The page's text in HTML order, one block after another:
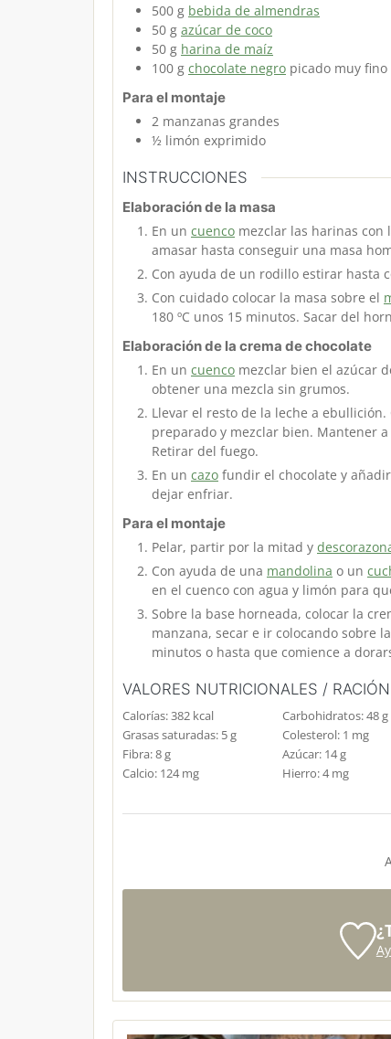
500 g bebida de almendras
50 g azúcar de coco
50 g harina de maíz
100 g chocolate negro picado muy fino
Para el montaje
2 manzanas grandes
½ limón exprimido
INSTRUCCIONES
Elaboración de la masa
En un cuenco mezclar las harinas
amasar hasta conseguir una masa
Con ayuda de un rodillo estirar hasta
Con cuidado colocar la masa sobre el
180 ºC unos 15 minutos. Sacar del
Elaboración de la crema de chocolate
En un cuenco mezclar bien el azúcar
obtener una mezcla sin grumos.
Llevar el resto de la leche a
preparado y mezclar bien. Mantener
Retirar del fuego.
En un cazo fundir el chocolate y
dejar enfriar.
Para el montaje
Pelar, partir por la mitad y
Con ayuda de una mandolina o un
en el cuenco con agua y limón para
Sobre la base horneada, colocar la
manzana, secar e ir colocando sobre
minutos o hasta que comience a
VALORES NUTRICIONALES / RACIÓN
Calorías:382 kcal Carbohidratos:48g
Grasas saturadas: 5g Colesterol: 1 mg
Fibra:8g Azúcar: 14g
Calcio: 124 mg Hierro:4 mg